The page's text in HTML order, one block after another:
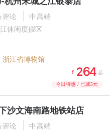
论
中高端
休闲度假区
浙江省博物馆
¥  起
今日特惠 / 已减5元
沙文海南路地铁站店
论
中高端